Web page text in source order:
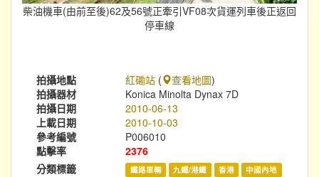
柴油機車(由前至後)62及56號正牽引VF08次貨運列車後正返回
停車線
拍攝地點 紅磡站 ( 查看地圖)
拍攝器材
Konica Minolta Dynax 7D
拍攝日期
2010-06-13
上載日期
2010-10-03
參考編號
P006010
點擊率
2376
分類標籤
鐵路車輛 九鐵/港鐵 香港
中國內地